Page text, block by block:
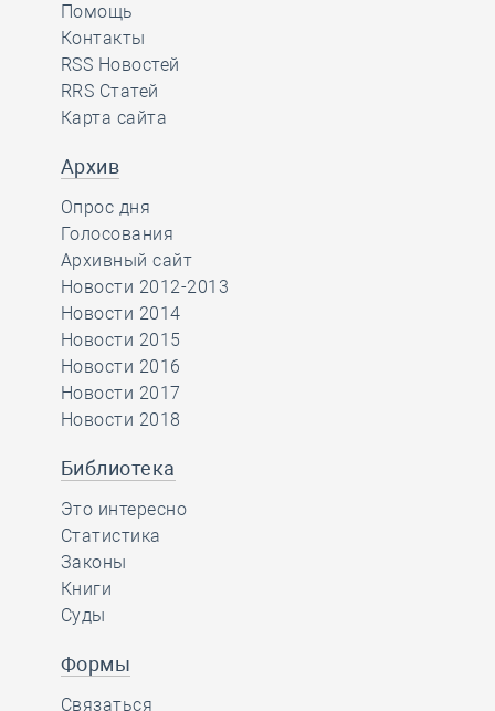
Помощь
Контакты
RSS Новостей
RRS Статей
Карта сайта
Архив
Опрос дня
Голосования
Архивный сайт
Новости 2012-2013
Новости 2014
Новости 2015
Новости 2016
Новости 2017
Новости 2018
Библиотека
Это интересно
Статистика
Законы
Книги
Суды
Формы
Связаться